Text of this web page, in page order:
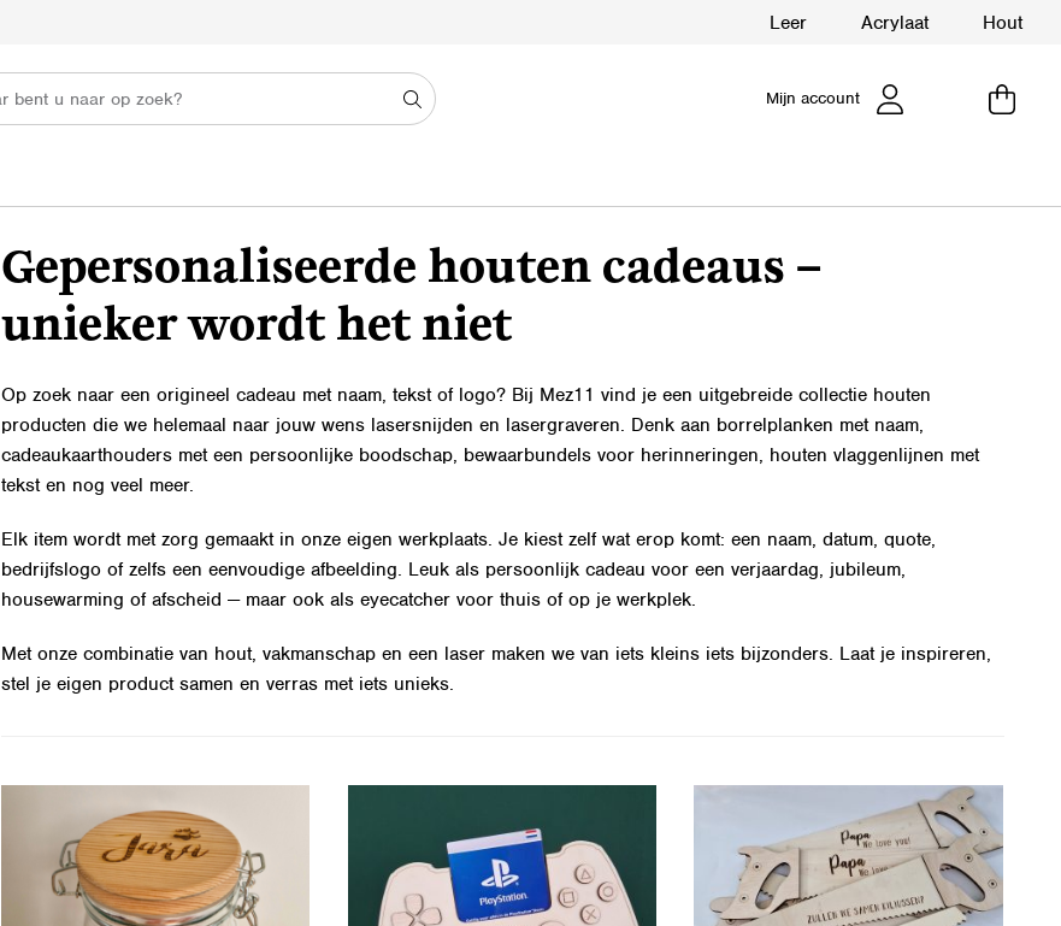
Leer Acrylaat Hout
Mijn account
Gepersonaliseerde houten cadeaus –
unieker wordt het niet
Op zoek naar een origineel cadeau met naam, tekst of logo? Bij Mez11 vind je een uitgebreide collectie houten
producten die we helemaal naar jouw wens lasersnijden en lasergraveren. Denk aan borrelplanken met naam,
cadeaukaarthouders met een persoonlijke boodschap, bewaarbundels voor herinneringen, houten vlaggenlijnen met
tekst en nog veel meer.
Elk item wordt met zorg gemaakt in onze eigen werkplaats. Je kiest zelf wat erop komt: een naam, datum, quote,
bedrijfslogo of zelfs een eenvoudige afbeelding. Leuk als persoonlijk cadeau voor een verjaardag, jubileum,
housewarming of afscheid — maar ook als eyecatcher voor thuis of op je werkplek.
Met onze combinatie van hout, vakmanschap en een laser maken we van iets kleins iets bijzonders. Laat je inspireren,
stel je eigen product samen en verras met iets unieks.